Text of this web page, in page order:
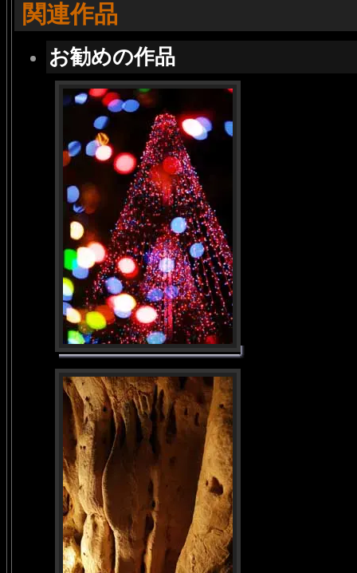
関連作品
お勧めの作品